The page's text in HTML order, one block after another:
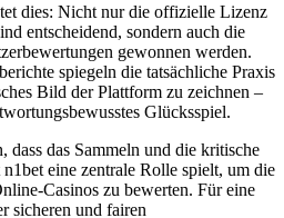
dies: Nicht nur die offizielle Lizenz
entscheidend, sondern auch die
gewonnen werden.
spiegeln die tatsächliche Praxis
Bild der Plattform zu zeichnen –
Glücksspiel.
dass das Sammeln und die kritische
eine zentrale Rolle spielt, um die
Casinos zu bewerten. Für eine
sicheren und fairen